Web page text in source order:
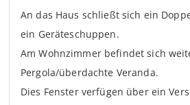
An das Haus schließt sich ein
ein Geräteschuppen.
Am Wohnzimmer befindet sich
Pergola/überdachte Veranda.
Dies Fenster verfügen über ein